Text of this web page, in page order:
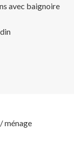
avec baignoire
ménage